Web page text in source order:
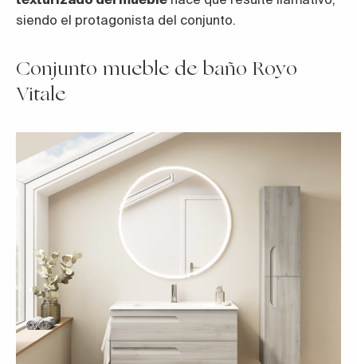
siendo el protagonista del conjunto.
Conjunto mueble de baño Royo
Vitale